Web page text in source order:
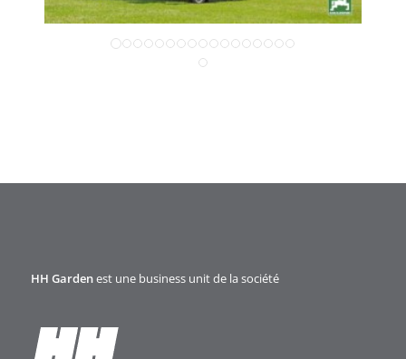
HH Gardenest une business unit de la société